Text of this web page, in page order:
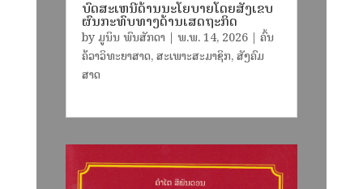
ບົດສະເຫນີດ້ານນະໂຍບາຍໂດຍສັງເຂບ
ຜົນກະທົບທາງດ້ານເສດຖະກິດ
byມູນິນ ພົນສັກດາ | ພ.ພ. 14, 2026| ຄົ້ນ
ຄ້ວາວິທະຍາສາດ,ສະເພາະສະມາຊິກ,ສັງຄົມ
ສາດ